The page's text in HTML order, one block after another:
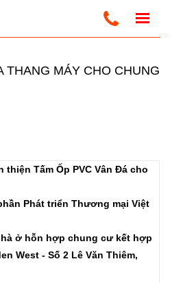
THANG MÁY CHO CHUNG
Tấm Ốp PVC Vân Đá cho
Phát triển Thương mại Việt
ở hỗn hợp chung cư kết hợp
West - Số 2 Lê Văn Thiêm,